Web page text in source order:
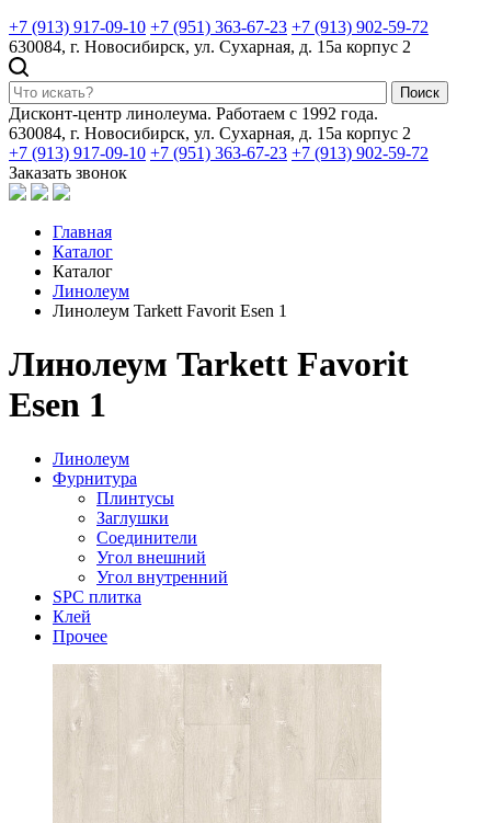
+7 (913) 917-09-10 +7 (951) 363-67-23 +7 (913) 902-59-72
630084, г. Новосибирск, ул. Сухарная, д. 15а корпус 2
Поиск
Дисконт-центр линолеума. Работаем с 1992 года.
630084, г. Новосибирск, ул. Сухарная, д. 15а корпус 2
+7 (913) 917-09-10 +7 (951) 363-67-23 +7 (913) 902-59-72
Заказать звонок
Главная
Каталог
Каталог
Линолеум
Линолеум Tarkett Favorit Esen 1
Линолеум Tarkett Favorit
Esen 1
Линолеум
Фурнитура
Плинтусы
Заглушки
Соединители
Угол внешний
Угол внутренний
SPC плитка
Клей
Прочее